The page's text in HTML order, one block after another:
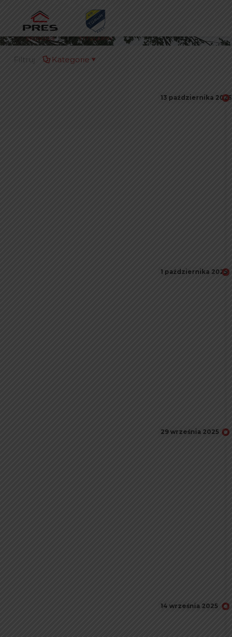
Filtruj Kategorie
13 października 2025
1 października 2025
29 września 2025
14 września 2025